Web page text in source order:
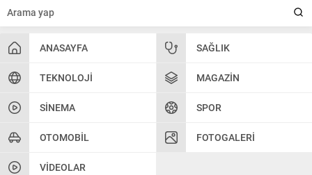
ANASAYFA SAĞLIK
TEKNOLOJI MAGAZIN
SINEMA SPOR
OTOMOBIL FOTOGALERI
VIDEOLAR